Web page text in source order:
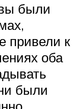
были
привели к
оба
были